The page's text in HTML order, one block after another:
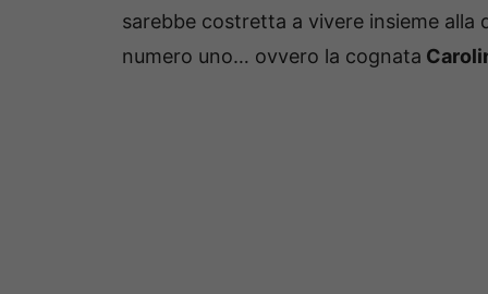
sarebbe costretta a vivere insieme alla
numero uno… ovvero la cognata